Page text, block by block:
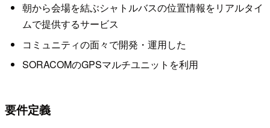
朝から会場を結ぶシャトルバスの位置情報をリアルタイ
ムで提供するサービス
コミュニティの面々で開発・運用した
SORACOMのGPSマルチユニットを利用
要件定義